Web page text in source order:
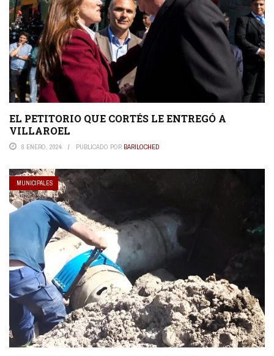
EL PETITORIO QUE CORTÉS LE ENTREGÓ A
VILLAROEL
8 ENERO, 2024 PUBLICADO POR BARILOCHED
MUNICIPALES